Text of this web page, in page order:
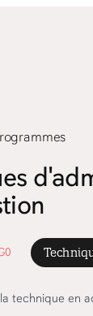
technique en